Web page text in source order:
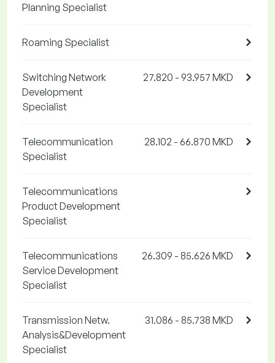
Planning Specialist
Roaming Specialist
Switching Network
Development
Specialist
27.820 - 93.957 MKD
Telecommunication
Specialist
28.102 - 66.870 MKD
Telecommunications
Product Development
Specialist
Telecommunications
Service Development
Specialist
26.309 - 85.626 MKD
Transmission Netw.
Analysis&Development
Specialist
31.086 - 85.738 MKD